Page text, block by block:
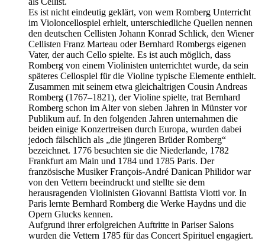
Es ist nicht eindeutig geklärt, von wem Romberg Unterricht
im Violoncellospiel erhielt, unterschiedliche Quellen nennen
den deutschen Cellisten Johann Konrad Schlick, den Wiener
Cellisten Franz Marteau oder Bernhard Rombergs eigenen
Vater, der auch Cello spielte. Es ist auch möglich, dass
Romberg von einem Violinisten unterrichtet wurde, da sein
späteres Cellospiel für die Violine typische Elemente enthielt.
Zusammen mit seinem etwa gleichaltrigen Cousin Andreas
Romberg (1767–1821), der Violine spielte, trat Bernhard
Romberg schon im Alter von sieben Jahren in Münster vor
Publikum auf. In den folgenden Jahren unternahmen die
beiden einige Konzertreisen durch Europa, wurden dabei
jedoch fälschlich als „die jüngeren Brüder Romberg“
bezeichnet. 1776 besuchten sie die Niederlande, 1782
Frankfurt am Main und 1784 und 1785 Paris. Der
französische Musiker François-André Danican Philidor war
von den Vettern beeindruckt und stellte sie dem
herausragenden Violinisten Giovanni Battista Viotti vor. In
Paris lernte Bernhard Romberg die Werke Haydns und die
Opern Glucks kennen.
Aufgrund ihrer erfolgreichen Auftritte in Pariser Salons
wurden die Vettern 1785 für das Concert Spirituel engagiert.